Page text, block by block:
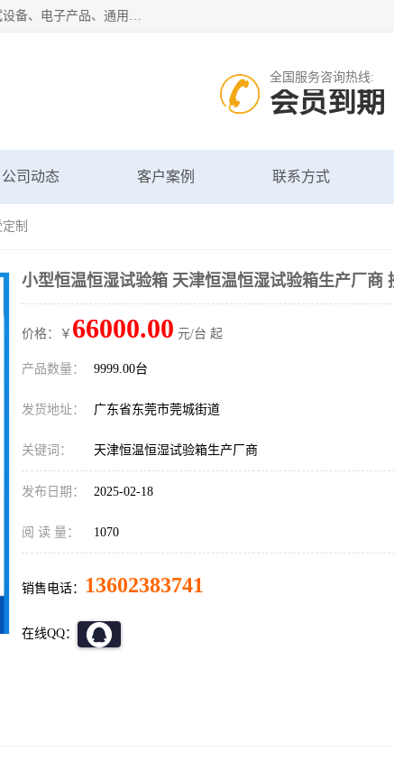
广东艾思荔检测仪器有限公司成立于2006年，注册地位于东莞市。经营范围包括产销：仪器、仪表、测试设备、电子产品、通用机械设；主要产品有： 恒温恒湿试验箱,冷热冲击试验箱,高低温试验箱,速温变化试验箱,高压加速老化试验箱,三综合试验箱,振动试验台等产品，欢迎选购。
全国服务咨询热线:
会员到期
公司动态 客户案例 联系方式
制
小型恒温恒湿试验箱 天津恒温恒湿试验箱生产厂商
价格：￥ 66000.00 元/台 起
产品数量： 9999.00台
发货地址： 广东省东莞市莞城街道
关键词： 天津恒温恒湿试验箱生产厂商
发布日期： 2025-02-18
阅 读 量： 1070
销售电话： 13602383741
在线QQ：